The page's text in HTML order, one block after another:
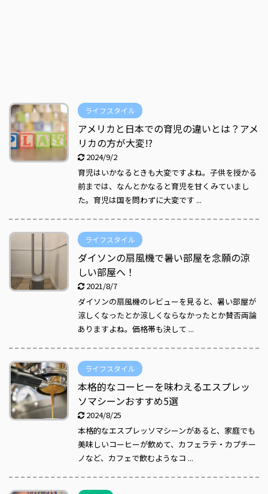
ライフスタイル
アメリカと日本での育児の違いとは？アメ
リカの方が大変!?
2024/9/2
育児はいかなるときも大変ですよね。子供を授かる
前までは、なんとかなると育児を甘くみていまし
た。育児は国を問わずに大変です ...
ライフスタイル
ダイソンの扇風機で暑い部屋を念願の涼
しい部屋へ！
2021/8/7
ダイソンの扇風機のレビューを見ると、暑い部屋が
涼しくなったとか涼しくならなかったとか賛否両論
ありますよね。価格帯も決して ...
ライフスタイル
本格的なコーヒーを味わえるエスプレッ
ソマシーンおすすめ5選
2024/8/25
本格的なエスプレッソマシーンがあると、家庭でも
美味しいコーヒーが飲めて、カフェラテ・カプチー
ノなど、カフェで飲むようなコ ...